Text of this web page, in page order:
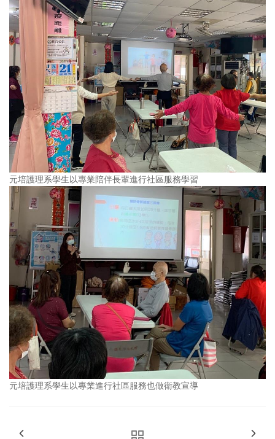
元培護理系學生以專業陪伴長輩進行社區服務學習
元培護理系學生以專業進行社區服務也做衛教宣導